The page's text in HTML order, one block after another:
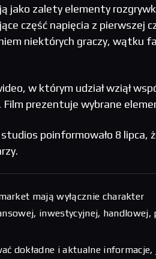
jako zalety elementy
część napięcia z pierwszej
niektórych graczy, wątku
w którym udział wziął
Film prezentuje wybrane
poinformowało 8 lipca,
mają wyłącznie charakter
inwestycyjnej, handlowej,
dokładne i aktualne informacje,